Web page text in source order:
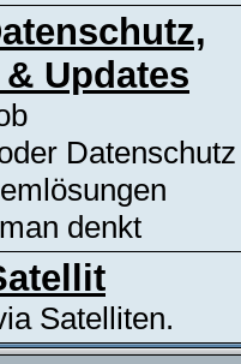
Updates
Datenschutz
denkt
Satelliten.